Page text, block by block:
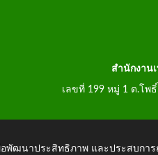
สำนักงาน
เลขที่ 199 หมู่ 1 ต.โพ
อพัฒนาประสิทธิภาพ และประสบก